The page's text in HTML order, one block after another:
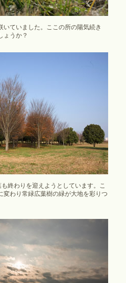
いていました。ここの所の陽気続き
ょうか？
終わりを迎えようとしています。こ
変わり常緑広葉樹の緑が大地を彩りつ